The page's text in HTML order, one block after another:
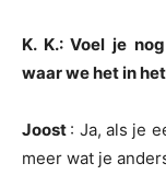
K. K.: Voel je
waar we het in
Joost : Ja, als je
meer wat je